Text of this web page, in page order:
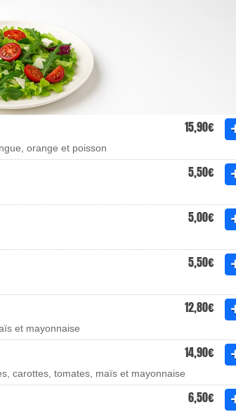
15,90€
orange et poisson
5,50€
5,00€
5,50€
12,80€
et mayonnaise
14,90€
carottes, tomates, maïs et mayonnaise
6,50€